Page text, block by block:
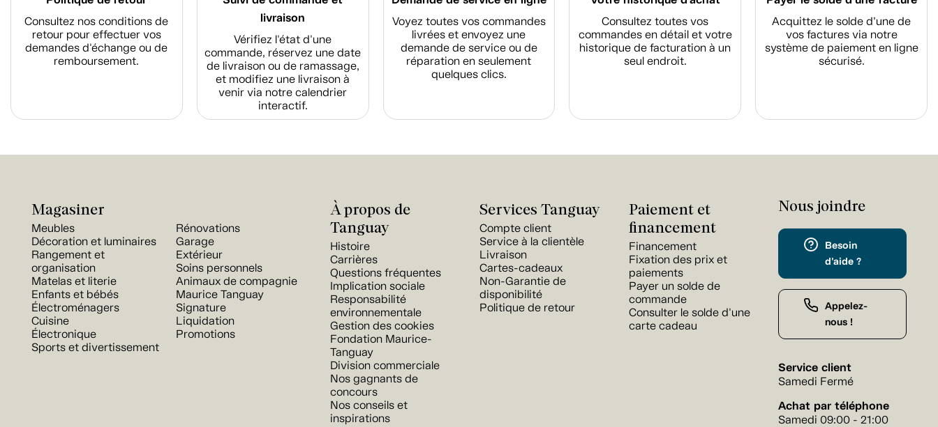
Consultez nos conditions de
retour pour effectuer vos
demandes d'échange ou de
remboursement.
livraison
Vérifiez l'état d'une
commande, réservez une date
de livraison ou de ramassage,
et modifiez une livraison à
venir via notre calendrier
interactif.
Voyez toutes vos commandes
livrées et envoyez une
demande de service ou de
réparation en seulement
quelques clics.
Consultez toutes vos
commandes en détail et votre
historique de facturation à un
seul endroit.
Acquittez le solde d’une de
vos factures via notre
système de paiement en ligne
sécurisé.
Magasiner
Meubles
Décoration et luminaires
Rangement et
organisation
Matelas et literie
Enfants et bébés
Électroménagers
Cuisine
Électronique
Sports et divertissement
Rénovations
Garage
Extérieur
Soins personnels
Animaux de compagnie
Maurice Tanguay
Signature
Liquidation
Promotions
À propos de
Tanguay
Histoire
Carrières
Questions fréquentes
Implication sociale
Responsabilité
environnementale
Gestion des cookies
Fondation Maurice-
Tanguay
Division commerciale
Nos gagnants de
concours
Nos conseils et
inspirations
Services Tanguay
Compte client
Service à la clientèle
Livraison
Cartes-cadeaux
Non-Garantie de
disponibilité
Politique de retour
Paiement et
financement
Financement
Fixation des prix et
paiements
Payer un solde de
commande
Consulter le solde d'une
carte cadeau
Nous joindre
Besoin
d'aide ?
Appelez-
nous !
Service client
Samedi Fermé
Achat par téléphone
Samedi 09:00 - 21:00